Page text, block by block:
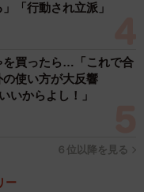
「行動され立派」
を買ったら…「これで合
の使い方が大反響
いからよし！」
６位以降を見る
ー